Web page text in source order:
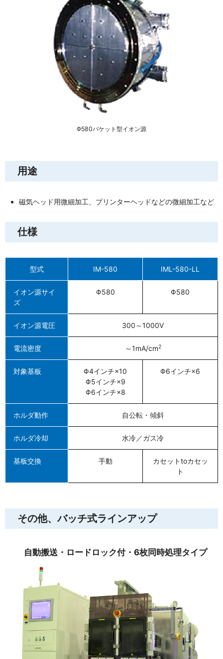
Φ580バケット型イオン源
用途
磁気ヘッド用微細加工、プリンターヘッドなどの微細加工など
仕様
型式 IM-580 IML-580-LL
イオン源サイ
ズ
Φ580 Φ580
イオン源電圧 300～1000V
電流密度 ～1mA/cm2
対象基板
Φ4インチ×10
Φ5インチ×9
Φ6インチ×8
Φ6インチ×6
ホルダ動作 自公転・傾斜
ホルダ冷却 水冷／ガス冷
基板交換 手動
カセットtoカセッ
ト
その他、バッチ式ラインアップ
自動搬送・ロードロック付・6枚同時処理タイプ